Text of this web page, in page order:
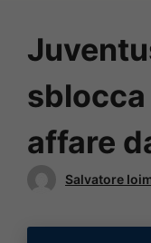
affare
Salvatore